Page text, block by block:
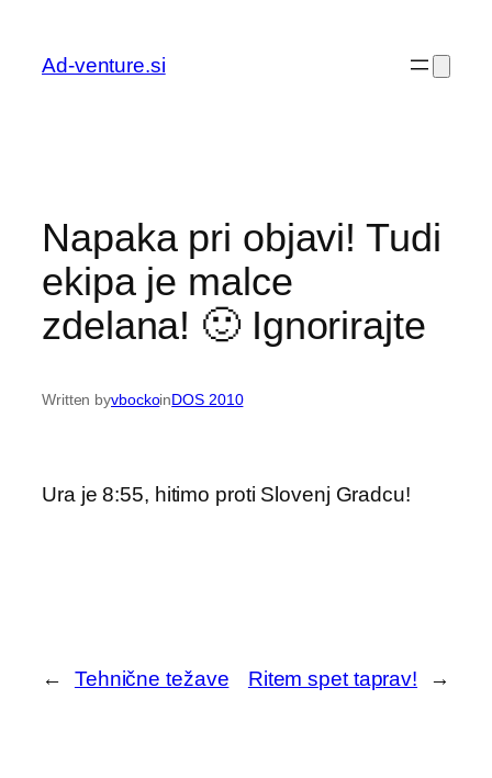
vsebino
Ad-venture.si
Napaka pri objavi! Tudi
ekipa je malce
zdelana! 🙂 Ignorirajte
Written byvbockoinDOS 2010
Ura je 8:55, hitimo proti Slovenj Gradcu!
← Tehnične težave Ritem spet taprav! →